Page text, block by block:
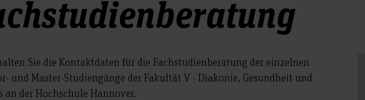
Sie die Kontaktdaten für die Fachstudienberatung der einzelnen
und Master-Studiengänge der Fakultät V - Diakonie, Gesundheit und
an der Hochschule Hannover.